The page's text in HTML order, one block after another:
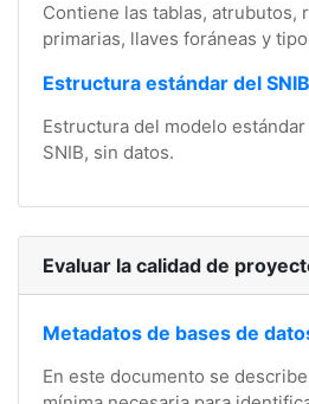
Contiene las tablas, atrubutos,
primarias, llaves foráneas y
Estructura estándar del
Estructura del modelo
SNIB, sin datos.
Evaluar la calidad de
Metadatos de bases de
En este documento se